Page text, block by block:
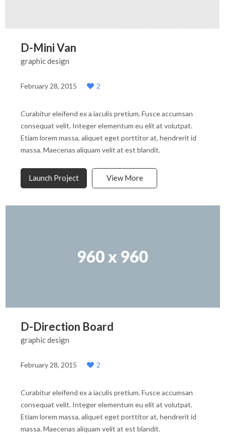
D-Mini Van
graphic design
February 28, 2015 2
Curabitur eleifend ex a iaculis pretium. Fusce accumsan
consequat velit. Integer elementum eu elit at volutpat.
Etiam lorem massa, aliquet eget porttitor at, hendrerit id
massa. Maecenas aliquam velit at est blandit.
Launch Project View More
D-Direction Board
graphic design
February 28, 2015 2
Curabitur eleifend ex a iaculis pretium. Fusce accumsan
consequat velit. Integer elementum eu elit at volutpat.
Etiam lorem massa, aliquet eget porttitor at, hendrerit id
massa. Maecenas aliquam velit at est blandit.